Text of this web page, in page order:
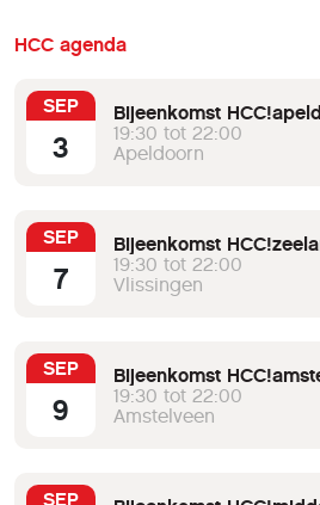
HCC agenda
SEP
3
Bijeenkomst
19:30 tot 22:00
Apeldoorn
SEP
7
Bijeenkomst
19:30 tot 22:00
Vlissingen
SEP
9
Bijeenkomst
19:30 tot 22:00
Amstelveen
SEP